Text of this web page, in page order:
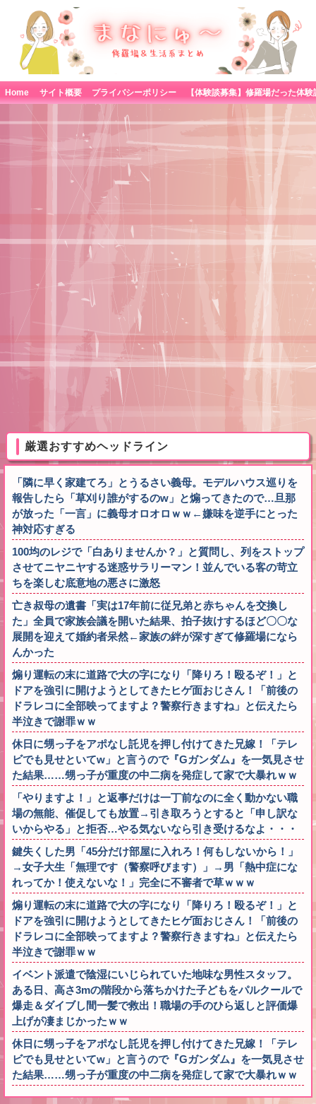
Home サイト概要 プライバシーポリシー
厳選おすすめヘッドライン
「隣に早く家建てろ」とうるさい義母。モデルハウス巡りを
報告したら「草刈り誰がするのw」と煽ってきたので…旦那
が放った「一言」に義母オロオロｗｗ←嫌味を逆手にとった
神対応すぎる
100均のレジで「白ありませんか？」と質問し、列をストップ
させてニヤニヤする迷惑サラリーマン！並んでいる客の苛立
ちを楽しむ底意地の悪さに激怒
亡き叔母の遺書「実は17年前に従兄弟と赤ちゃんを交換し
た」全員で家族会議を開いた結果、拍子抜けするほど〇〇な
展開を迎えて婚約者呆然←家族の絆が深すぎて修羅場になら
んかった
煽り運転の末に道路で大の字になり「降りろ！殴るぞ！」と
ドアを強引に開けようとしてきたヒゲ面おじさん！「前後の
ドラレコに全部映ってますよ？警察行きますね」と伝えたら
半泣きで謝罪ｗｗ
休日に甥っ子をアポなし託児を押し付けてきた兄嫁！「テレ
ビでも見せといてw」と言うので『Gガンダム』を一気見させ
た結果……甥っ子が重度の中二病を発症して家で大暴れｗｗ
「やりますよ！」と返事だけは一丁前なのに全く動かない職
場の無能、催促しても放置→引き取ろうとすると「申し訳な
いからやる」と拒否…やる気ないなら引き受けるなよ・・・
鍵失くした男「45分だけ部屋に入れろ！何もしないから！」
→女子大生「無理です（警察呼びます）」→男「熱中症にな
れってか！使えないな！」完全に不審者で草ｗｗｗ
煽り運転の末に道路で大の字になり「降りろ！殴るぞ！」と
ドアを強引に開けようとしてきたヒゲ面おじさん！「前後の
ドラレコに全部映ってますよ？警察行きますね」と伝えたら
半泣きで謝罪ｗｗ
イベント派遣で陰湿にいじられていた地味な男性スタッフ。
ある日、高さ3mの階段から落ちかけた子どもをパルクールで
爆走＆ダイブし間一髪で救出！職場の手のひら返しと評価爆
上げが凄まじかったｗｗ
休日に甥っ子をアポなし託児を押し付けてきた兄嫁！「テレ
ビでも見せといてw」と言うので『Gガンダム』を一気見させ
た結果……甥っ子が重度の中二病を発症して家で大暴れｗｗ